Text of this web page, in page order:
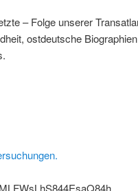
– Folge unserer
ostdeutsche